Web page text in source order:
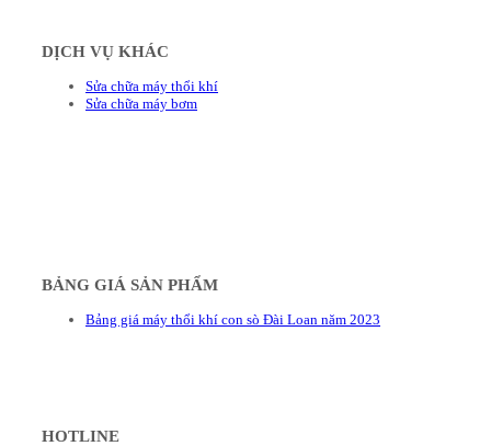
DỊCH VỤ KHÁC
Sửa chữa máy thổi khí
Sửa chữa máy bơm
BẢNG GIÁ SẢN PHẨM
Bảng giá máy thổi khí con sò Đài Loan năm 2023
HOTLINE